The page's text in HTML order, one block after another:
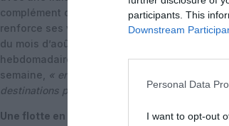
participants. This
Downstream
Personal Data
I want to opt-out
complément de ses services vers London
renforce ses vols vers l’Asie,
du mois d’août 2026, la liaison
hebdomadaires, tandis que la route
semaine,
« en réponse à la demande
destinations présentant un fort intérêt
Une flotte en croissance et l’ombre portée